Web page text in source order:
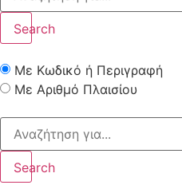
Search
Με Κωδικό ή Περιγραφή
Με Αριθμό Πλαισίου
Search